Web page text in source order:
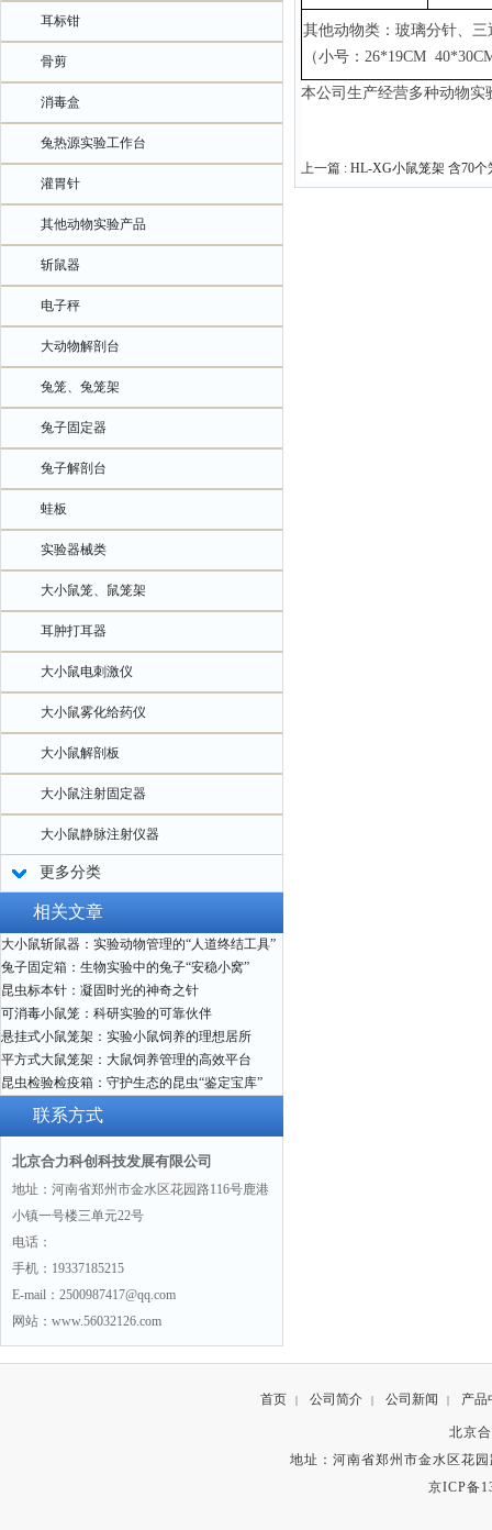
耳标钳
骨剪
消毒盒
兔热源实验工作台
灌胃针
其他动物实验产品
斩鼠器
电子秤
大动物解剖台
兔笼、兔笼架
兔子固定器
兔子解剖台
蛙板
实验器械类
大小鼠笼、鼠笼架
耳肿打耳器
大小鼠电刺激仪
大小鼠雾化给药仪
大小鼠解剖板
大小鼠注射固定器
大小鼠静脉注射仪器
更多分类
相关文章
大小鼠斩鼠器：实验动物管理的“人道终结工具”
兔子固定箱：生物实验中的兔子“安稳小窝”
昆虫标本针：凝固时光的神奇之针
可消毒小鼠笼：科研实验的可靠伙伴
悬挂式小鼠笼架：实验小鼠饲养的理想居所
平方式大鼠笼架：大鼠饲养管理的高效平台
昆虫检验检疫箱：守护生态的昆虫“鉴定宝库”
联系方式
北京合力科创科技发展有限公司
地址：河南省郑州市金水区花园路116号鹿港
小镇一号楼三单元22号
电话：
手机：19337185215
E-mail：2500987417@qq.com
网站：www.56032126.com
其他动物类：玻璃分针、
（小号： 26*19CM
本公司生产经营多种动物
上一篇 : HL-XG小鼠笼架 含70个
首页 | 公司简介 | 公司新闻 | 产品
北京
地址：河南省郑州市金水区花
京ICP备